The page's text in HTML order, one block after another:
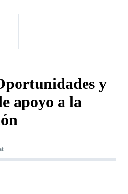
y
apoyo a la